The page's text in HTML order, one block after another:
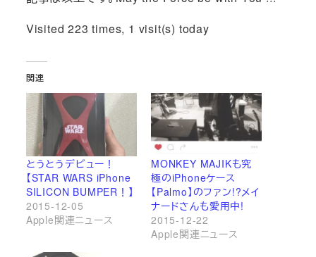
Visited 223 times, 1 visit(s) today
関連
とうとうデビュー！
【STAR WARS iPhone
SILICON BUMPER！】
2015-12-05
Apple関連ニュース
MONKEY MAJIKも究
極のiPhoneケース
【Palmo】のファン!?メイ
ナードさんも愛用中!
2015-12-22
Apple関連ニュース